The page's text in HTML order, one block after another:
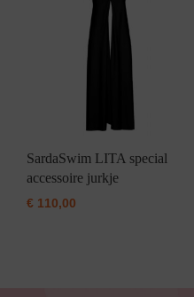
SardaSwim LITA special
accessoire jurkje
€ 110,00